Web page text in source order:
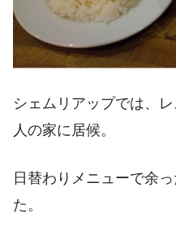
シェムリアップでは、
人の家に居候。
日替わりメニューで余
た。